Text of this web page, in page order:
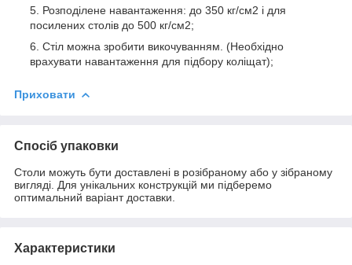
Розподілене навантаження: до 350 кг/см2 і для
посилених столів до 500 кг/см2;
Стіл можна зробити викочуванням. (Необхідно
врахувати навантаження для підбору коліщат);
Приховати
Спосіб упаковки
Столи можуть бути доставлені в розібраному або у зібраному
вигляді. Для унікальних конструкцій ми підберемо
оптимальний варіант доставки.
Характеристики